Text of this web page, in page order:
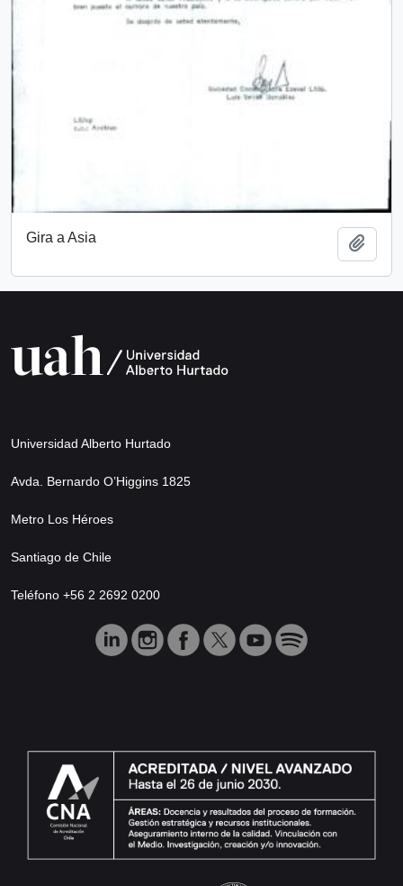
Gira a Asia
Universidad Alberto Hurtado
Avda. Bernardo O’Higgins 1825
Metro Los Héroes
Santiago de Chile
Teléfono +56 2 2692 0200